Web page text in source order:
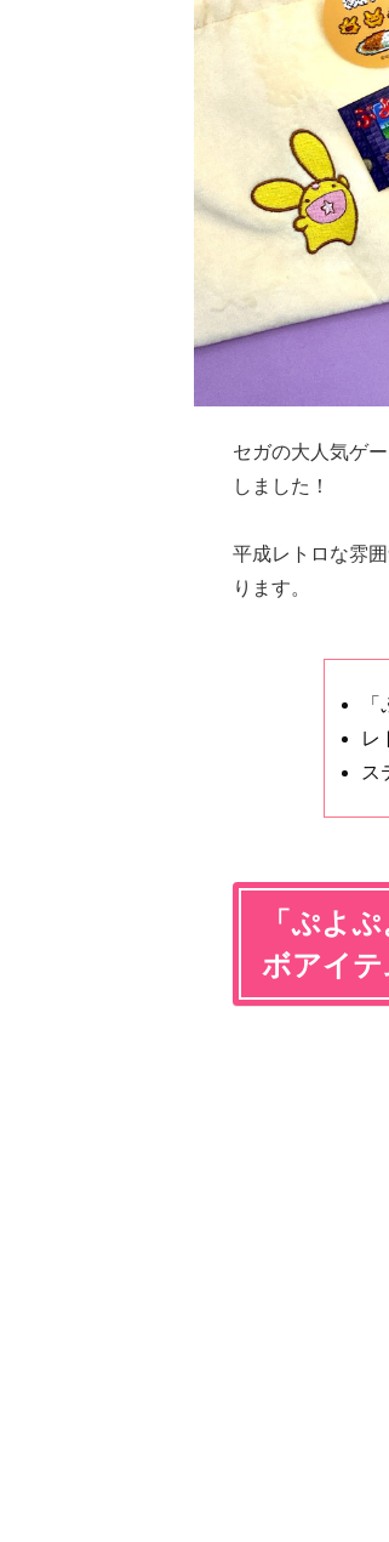
セガの大人気ゲー
しました！
平成レトロな雰囲
ります。
レ
ス
「ぷよ
ボアイテ